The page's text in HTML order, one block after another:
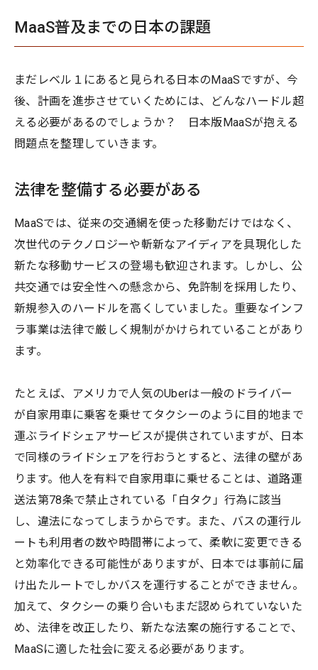
MaaS普及までの日本の課題
まだレベル１にあると見られる日本のMaaSですが、今
後、計画を進歩させていくためには、どんなハードル超
える必要があるのでしょうか？ 日本版MaaSが抱える
問題点を整理していきます。
法律を整備する必要がある
MaaSでは、従来の交通網を使った移動だけではなく、
次世代のテクノロジーや斬新なアイディアを具現化した
新たな移動サービスの登場も歓迎されます。しかし、公
共交通では安全性への懸念から、免許制を採用したり、
新規参入のハードルを高くしていました。重要なインフ
ラ事業は法律で厳しく規制がかけられていることがあり
ます。
たとえば、アメリカで人気のUberは一般のドライバー
が自家用車に乗客を乗せてタクシーのように目的地まで
運ぶライドシェアサービスが提供されていますが、日本
で同様のライドシェアを行おうとすると、法律の壁があ
ります。他人を有料で自家用車に乗せることは、道路運
送法第78条で禁止されている「白タク」行為に該当
し、違法になってしまうからです。また、バスの運行ル
ートも利用者の数や時間帯によって、柔軟に変更できる
と効率化できる可能性がありますが、日本では事前に届
け出たルートでしかバスを運行することができません。
加えて、タクシーの乗り合いもまだ認められていないた
め、法律を改正したり、新たな法案の施行することで、
MaaSに適した社会に変える必要があります。